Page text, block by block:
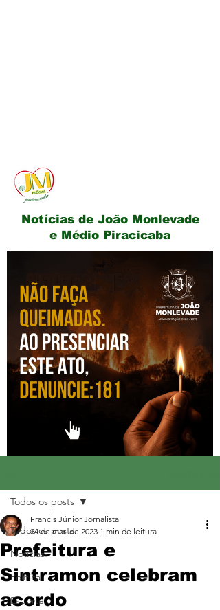
Notícias de João Monlevade
e Médio Piracicaba
Todos os posts
Notícias
Política
Esporte
Todos os posts
Prefeitura e
Sintramon celebram
acordo
Francis Júnior Jornalista
24 de mar. de 2023 1 min de leitura